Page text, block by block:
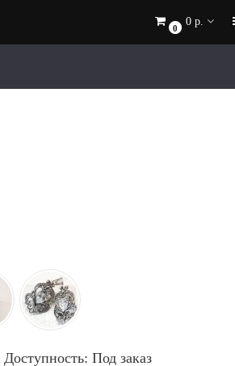
0
0 р.
Доступность: Под заказ